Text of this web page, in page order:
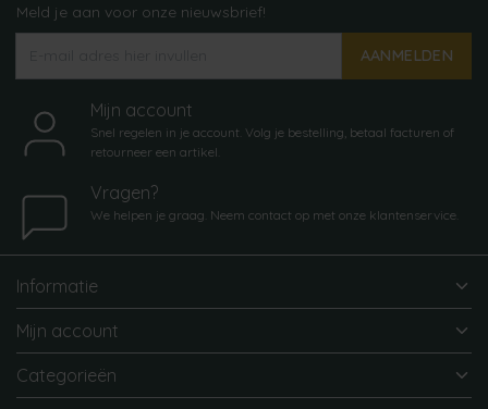
Meld je aan voor onze nieuwsbrief!
AANMELDEN
Mijn account
Snel regelen in je account. Volg je bestelling, betaal facturen of
retourneer een artikel.
Vragen?
We helpen je graag. Neem contact op met onze klantenservice.
Informatie
Mijn account
Categorieën